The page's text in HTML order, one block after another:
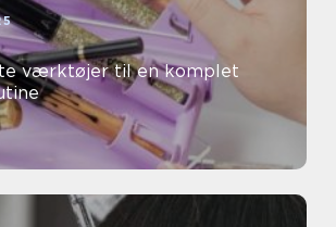
værktøjer til en komplet